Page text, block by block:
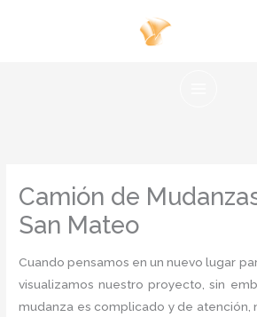
Camión de
San Mateo
Cuando pensamos en un nuevo lugar
visualizamos nuestro proyecto, sin
mudanza es complicado y de atención,